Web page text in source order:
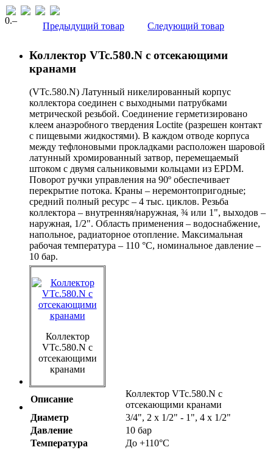
Предыдущий товар Следующий товар
0.–
Коллектор VTc.580.N с отсекающими
кранами
(VTc.580.N) Латунный никелированный корпус
коллектора соединен с выходными патрубками
метрической резьбой. Соединение герметизировано
клеем анаэробного твердения Loctite (разрешен контакт
с пищевыми жидкостями). В каждом отводе корпуса
между тефлоновыми прокладками расположен шаровой
латунный хромированный затвор, перемещаемый
штоком с двумя сальниковыми кольцами из EPDM.
Поворот ручки управления на 90º обеспечивает
перекрытие потока. Краны – неремонтопригодные;
средний полный ресурс – 4 тыс. циклов. Резьба
коллектора – внутренняя/наружная, ¾ или 1", выходов –
наружная, 1/2". Область применения – водоснабжение,
напольное, радиаторное отопление. Максимальная
рабочая температура – 110 °С, номинальное давление –
10 бар.
Коллектор
VTc.580.N с
отсекающими
кранами
Описание
Коллектор VTc.580.N с
отсекающими кранами
Диаметр
3/4", 2 х 1/2" - 1", 4 х 1/2"
Давление
10 бар
Температура
До +110°С